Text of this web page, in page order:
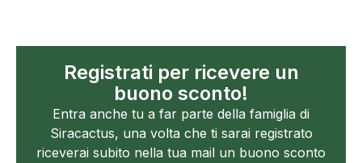
Registrati per ricevere un
buono sconto!
Entra anche tu a far parte della famiglia di
Siracactus, una volta che ti sarai registrato
riceverai subito nella tua mail un buono sconto